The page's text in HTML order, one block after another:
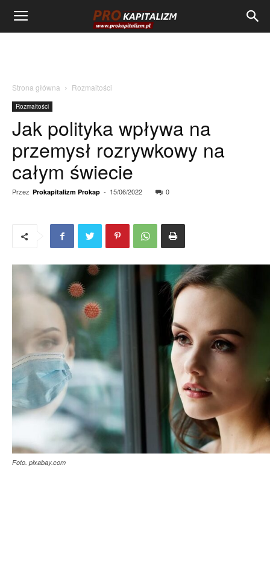
Strona główna Rozmaitości
Rozmaitości
Jak polityka wpływa na
przemysł rozrywkowy na
całym świecie
Przez Prokapitalizm Prokap - 15/06/2022 0
Foto. pixabay.com